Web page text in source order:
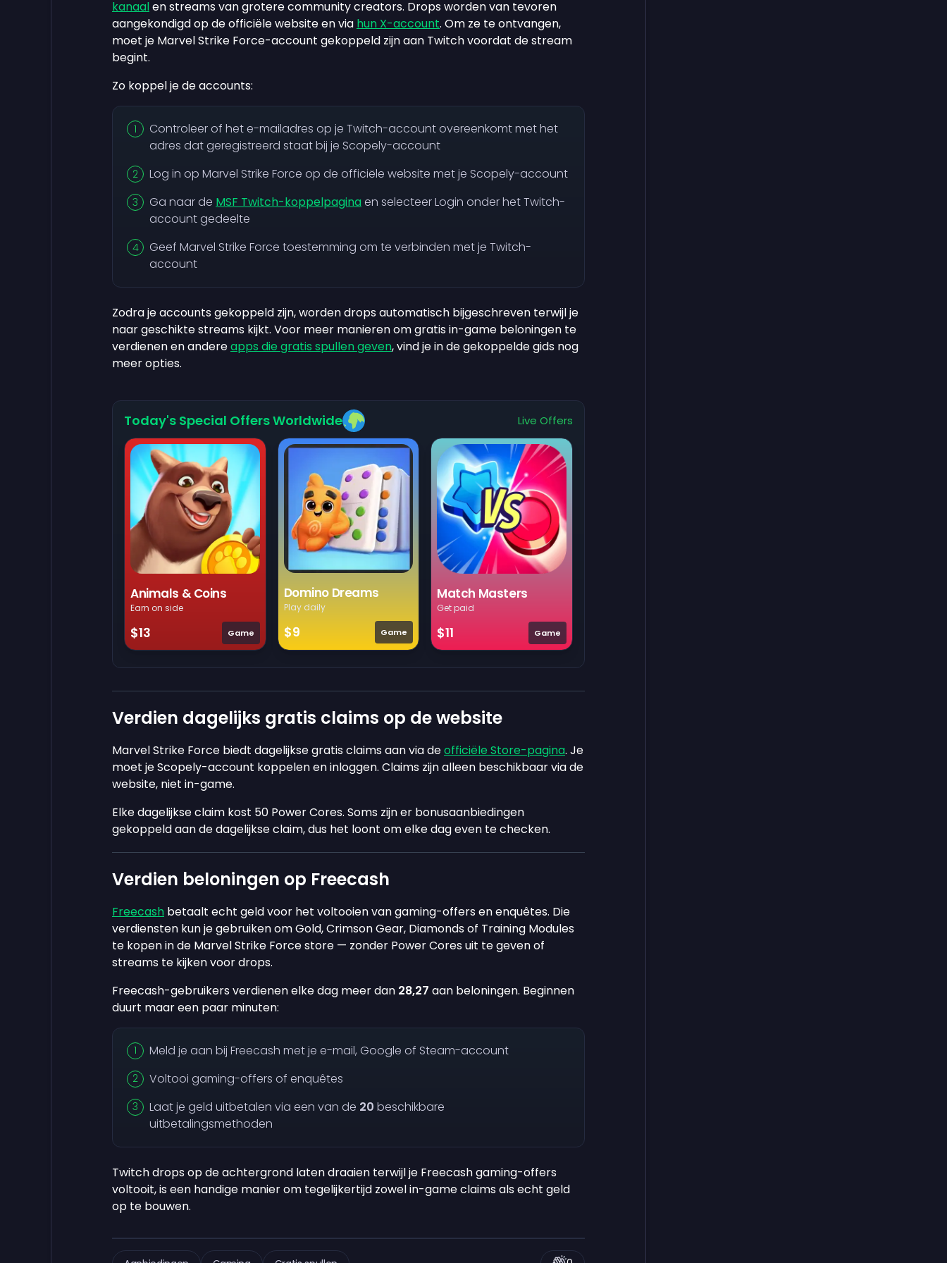
kanaalen streams van grotere community creators. Drops worden van tevoren
aangekondigd op de officiële website en via hun X-account. Om ze te ontvangen,
moet je Marvel Strike Force-account gekoppeld zijn aan Twitch voordat de stream
begint.
Zo koppel je de accounts:
Controleer of het e-mailadres op je Twitch-account overeenkomt met het
adres dat geregistreerd staat bij je Scopely-account
Log in op Marvel Strike Force op de officiële website met je Scopely-account
Ga naar de MSF Twitch-koppelpagina en selecteer Login onder het Twitch-
account gedeelte
Geef Marvel Strike Force toestemming om te verbinden met je Twitch-
account
Zodra je accounts gekoppeld zijn, worden drops automatisch bijgeschreven terwijl je
naar geschikte streams kijkt. Voor meer manieren om gratis in-game beloningen te
verdienen en andereapps die gratis spullen geven, vind je in de gekoppelde gids nog
meer opties.
Today's Special Offers Worldwide Live Offers
Animals & Coins
Earn on side
$13 Game
Domino Dreams
Play daily
$9 Game
Match Masters
Get paid
$11 Game
Verdien dagelijks gratis claims op de website
Marvel Strike Force biedt dagelijkse gratis claims aan via deofficiële Store-pagina. Je
moet je Scopely-account koppelen en inloggen. Claims zijn alleen beschikbaar via de
website, niet in-game.
Elke dagelijkse claim kost 50 Power Cores. Soms zijn er bonusaanbiedingen
gekoppeld aan de dagelijkse claim, dus het loont om elke dag even te checken.
Verdien beloningen op Freecash
Freecash betaalt echt geld voor het voltooien van gaming-offers en enquêtes. Die
verdiensten kun je gebruiken om Gold, Crimson Gear, Diamonds of Training Modules
te kopen in de Marvel Strike Force store — zonder Power Cores uit te geven of
streams te kijken voor drops.
Freecash-gebruikers verdienen elke dag meer dan 28,27 aan beloningen. Beginnen
duurt maar een paar minuten:
Meld je aan bij Freecash met je e-mail, Google of Steam-account
Voltooi gaming-offers of enquêtes
Laat je geld uitbetalen via een van de 20 beschikbare
uitbetalingsmethoden
Twitch drops op de achtergrond laten draaien terwijl je Freecash gaming-offers
voltooit, is een handige manier om tegelijkertijd zowel in-game claims als echt geld
op te bouwen.